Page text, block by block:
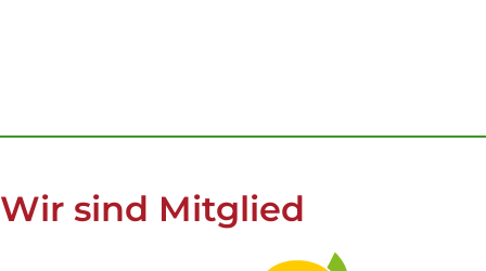
Wir sind Mitglied